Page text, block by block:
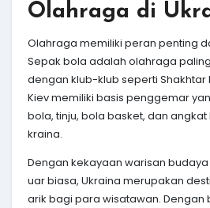
Olahraga di
Olahraga memiliki peran penting
Sepak bola adalah olahraga
dengan klub-klub seperti Shakhtar
Kiev memiliki basis penggemar
bola, tinju, bola basket, dan
kraina.
Dengan kekayaan warisan
uar biasa, Ukraina merupakan
arik bagi para wisatawan.